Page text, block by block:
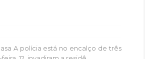
A polícia está no encalço de três